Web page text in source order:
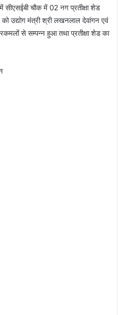
सीएसईबी चौक में 02 नग प्रतीक्षा शेड
उद्योग मंत्री श्री लखनलाल देवांगन एवं
से सम्पन्न हुआ तथा प्रतीक्षा शेड का